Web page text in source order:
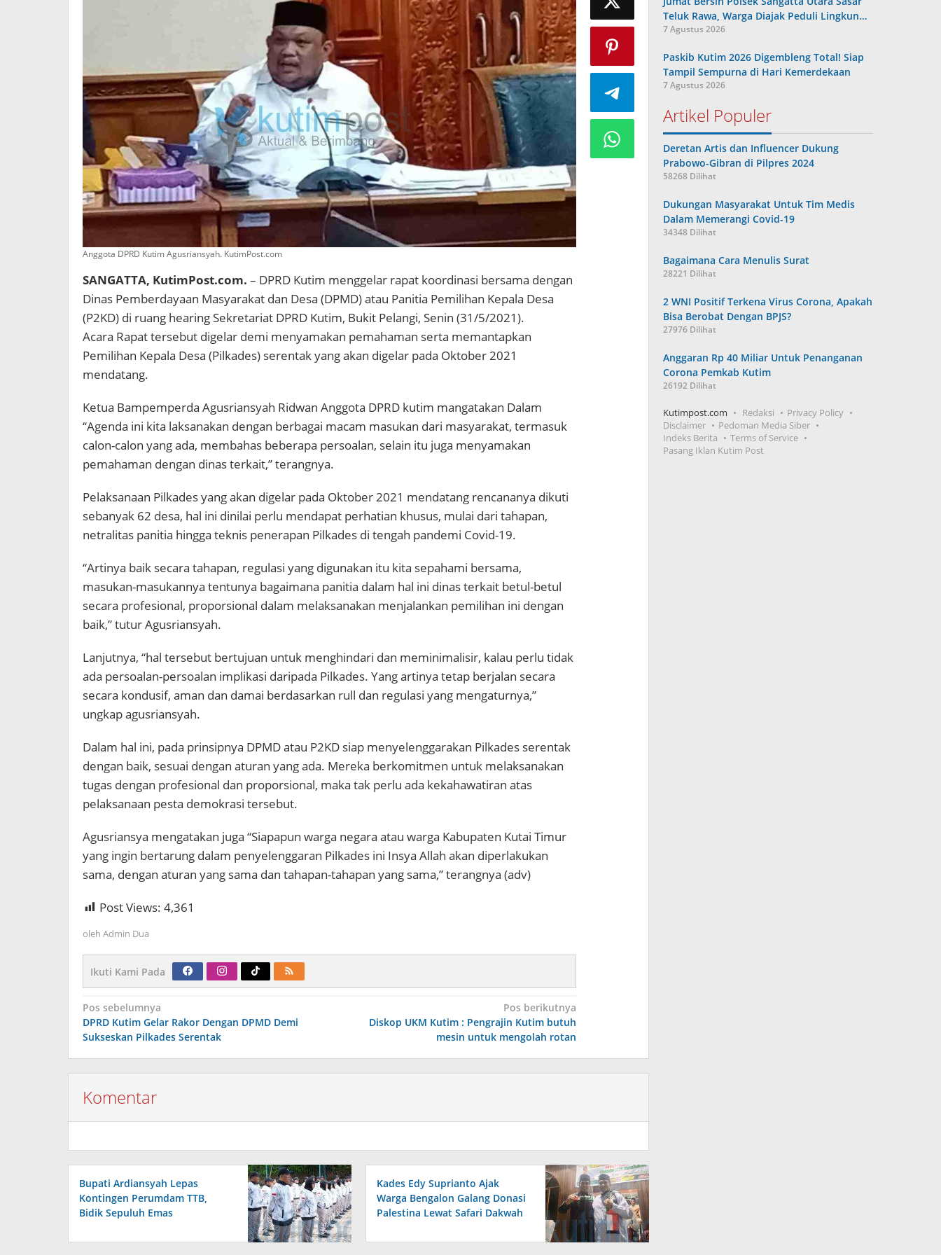
Anggota DPRD Kutim Agusriansyah. KutimPost.com
SANGATTA, KutimPost.com. – DPRD Kutim menggelar rapat koordinasi bersama dengan
Dinas Pemberdayaan Masyarakat dan Desa (DPMD) atau Panitia Pemilihan Kepala Desa
(P2KD) di ruang hearing Sekretariat DPRD Kutim, Bukit Pelangi, Senin (31/5/2021).
Acara Rapat tersebut digelar demi menyamakan pemahaman serta memantapkan
Pemilihan Kepala Desa (Pilkades) serentak yang akan digelar pada Oktober 2021
mendatang.
Ketua Bampemperda Agusriansyah Ridwan Anggota DPRD kutim mangatakan Dalam
“Agenda ini kita laksanakan dengan berbagai macam masukan dari masyarakat, termasuk
calon-calon yang ada, membahas beberapa persoalan, selain itu juga menyamakan
pemahaman dengan dinas terkait,” terangnya.
Pelaksanaan Pilkades yang akan digelar pada Oktober 2021 mendatang rencananya dikuti
sebanyak 62 desa, hal ini dinilai perlu mendapat perhatian khusus, mulai dari tahapan,
netralitas panitia hingga teknis penerapan Pilkades di tengah pandemi Covid-19.
“Artinya baik secara tahapan, regulasi yang digunakan itu kita sepahami bersama,
masukan-masukannya tentunya bagaimana panitia dalam hal ini dinas terkait betul-betul
secara profesional, proporsional dalam melaksanakan menjalankan pemilihan ini dengan
baik,” tutur Agusriansyah.
Lanjutnya, “hal tersebut bertujuan untuk menghindari dan meminimalisir, kalau perlu tidak
ada persoalan-persoalan implikasi daripada Pilkades. Yang artinya tetap berjalan secara
secara kondusif, aman dan damai berdasarkan rull dan regulasi yang mengaturnya,”
ungkap agusriansyah.
Dalam hal ini, pada prinsipnya DPMD atau P2KD siap menyelenggarakan Pilkades serentak
dengan baik, sesuai dengan aturan yang ada. Mereka berkomitmen untuk melaksanakan
tugas dengan profesional dan proporsional, maka tak perlu ada kekahawatiran atas
pelaksanaan pesta demokrasi tersebut.
Agusriansya mengatakan juga “Siapapun warga negara atau warga Kabupaten Kutai Timur
yang ingin bertarung dalam penyelenggaran Pilkades ini Insya Allah akan diperlakukan
sama, dengan aturan yang sama dan tahapan-tahapan yang sama,” terangnya (adv)
Post Views: 4,361
oleh Admin Dua
Ikuti Kami Pada
Navigasi
pos
Pos sebelumnya
DPRD Kutim Gelar Rakor Dengan DPMD Demi
Sukseskan Pilkades Serentak
Pos berikutnya
Diskop UKM Kutim : Pengrajin Kutim butuh
mesin untuk mengolah rotan
Komentar
Bupati Ardiansyah Lepas
Kontingen Perumdam TTB,
Bidik Sepuluh Emas
Kades Edy Suprianto Ajak
Warga Bengalon Galang Donasi
Palestina Lewat Safari Dakwah
Teluk Rawa, Warga Diajak Peduli Lingkun…
7 Agustus 2026
Paskib Kutim 2026 Digembleng Total! Siap
Tampil Sempurna di Hari Kemerdekaan
7 Agustus 2026
Artikel Populer
Deretan Artis dan Influencer Dukung
Prabowo-Gibran di Pilpres 2024
58268 Dilihat
Dukungan Masyarakat Untuk Tim Medis
Dalam Memerangi Covid-19
34348 Dilihat
Bagaimana Cara Menulis Surat
28221 Dilihat
2 WNI Positif Terkena Virus Corona, Apakah
Bisa Berobat Dengan BPJS?
27976 Dilihat
Anggaran Rp 40 Miliar Untuk Penanganan
Corona Pemkab Kutim
26192 Dilihat
Kutimpost.com Redaksi
Privacy Policy
Disclaimer
Pedoman Media Siber
Indeks Berita
Terms of Service
Pasang Iklan Kutim Post